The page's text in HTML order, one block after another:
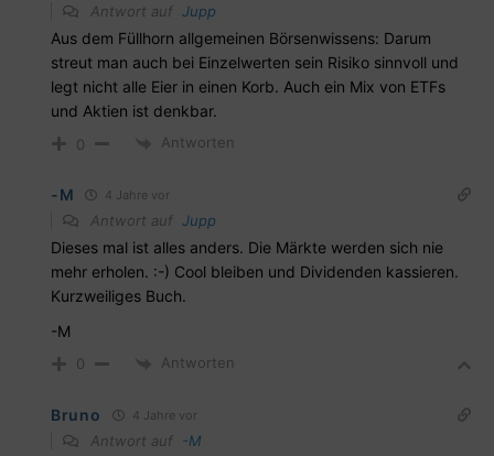
Antwort auf Jupp
Aus dem Füllhorn allgemeinen Börsenwissens: Darum
streut man auch bei Einzelwerten sein Risiko sinnvoll und
legt nicht alle Eier in einen Korb. Auch ein Mix von ETFs
und Aktien ist denkbar.
0 Antworten
-M 4 Jahre vor
Antwort auf Jupp
Dieses mal ist alles anders. Die Märkte werden sich nie
mehr erholen. :-) Cool bleiben und Dividenden kassieren.
Kurzweiliges Buch.
-M
0 Antworten
Bruno 4 Jahre vor
Antwort auf -M